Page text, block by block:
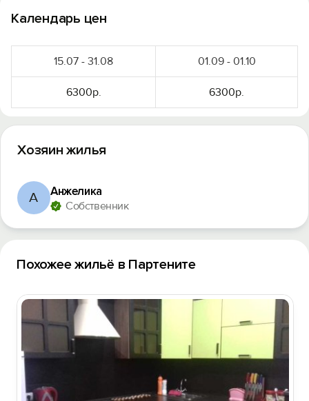
Календарь цен
15.07 - 31.08 01.09 - 01.10
6300р. 6300р.
Хозяин жилья
А Анжелика
Собственник
Похожее жильё в Партените
Вход на сайт